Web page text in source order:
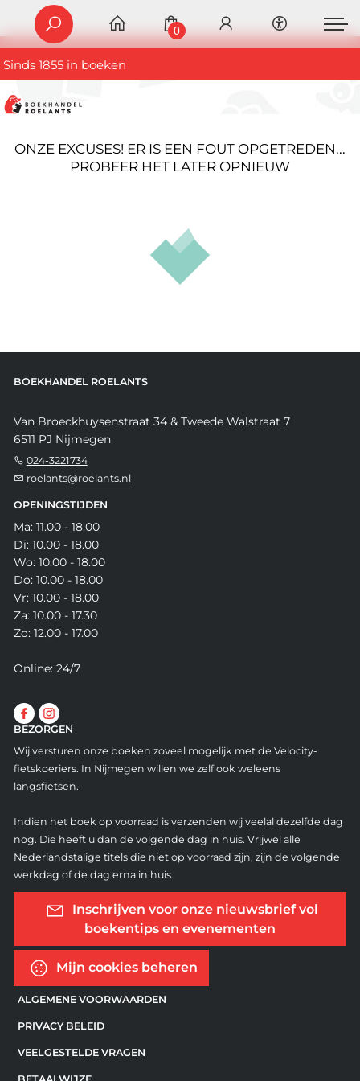
Sinds 1855 in boeken
0
ONZE EXCUSES! ER IS EEN FOUT OPGETREDEN...
PROBEER HET LATER OPNIEUW
BOEKHANDEL ROELANTS
Van Broeckhuysenstraat 34 & Tweede Walstraat 7
6511 PJ Nijmegen
024-3221734
roelants@roelants.nl
OPENINGSTIJDEN
Ma: 11.00 - 18.00
Di: 10.00 - 18.00
Wo: 10.00 - 18.00
Do: 10.00 - 18.00
Vr: 10.00 - 18.00
Za: 10.00 - 17.30
Zo: 12.00 - 17.00
Online: 24/7
BEZORGEN
Wij versturen onze boeken zoveel mogelijk met de Velocity-
fietskoeriers. In Nijmegen willen we zelf ook weleens
langsfietsen.
Indien het boek op voorraad is verzenden wij veelal dezelfde dag
nog. Die heeft u dan de volgende dag in huis. Vrijwel alle
Nederlandstalige titels die niet op voorraad zijn, zijn de volgende
werkdag of de dag erna in huis.
Inschrijven voor onze nieuwsbrief vol
boekentips en evenementen
Mijn cookies beheren
ALGEMENE VOORWAARDEN
PRIVACY BELEID
VEELGESTELDE VRAGEN